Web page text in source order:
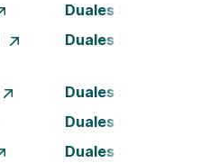
Duales Studium
Duales Studium
Duales Studium
Duales Studium
Duales Studium